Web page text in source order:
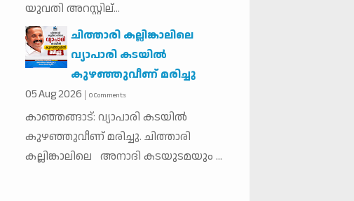
യുവതി അറസ്റ്റില്...
ചിത്താരി കല്ലിങ്കാലിലെ
വ്യാപാരി കടയിൽ
കുഴഞ്ഞുവീണ് മരിച്ചു
05Aug2026 0 Comments
കാഞ്ഞങ്ങാട്: വ്യാപാരി കടയിൽ
കുഴഞ്ഞുവീണ് മരിച്ചു. ചിത്താരി
കല്ലിങ്കാലിലെ അനാദി കടയുടമയും ...